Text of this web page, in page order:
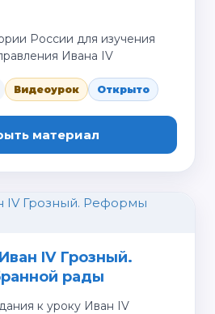
России для изучения
Ивана IV
Видеоурок Открыто
материал
IV Грозный.
рады
к уроку Иван IV